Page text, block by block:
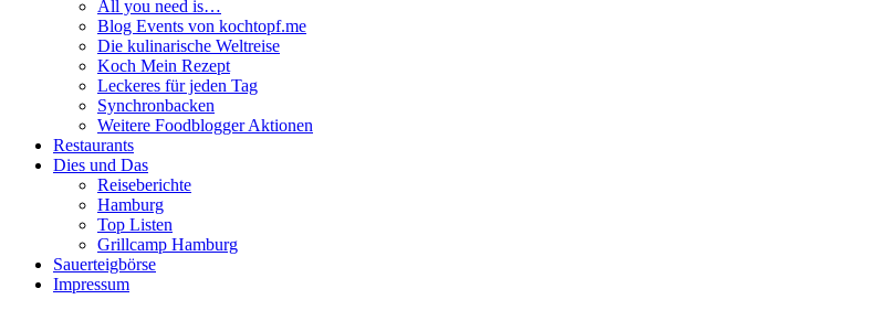
All you need is…
Blog Events von kochtopf.me
Die kulinarische Weltreise
Koch Mein Rezept
Leckeres für jeden Tag
Synchronbacken
Weitere Foodblogger Aktionen
Restaurants
Dies und Das
Reiseberichte
Hamburg
Top Listen
Grillcamp Hamburg
Sauerteigbörse
Impressum